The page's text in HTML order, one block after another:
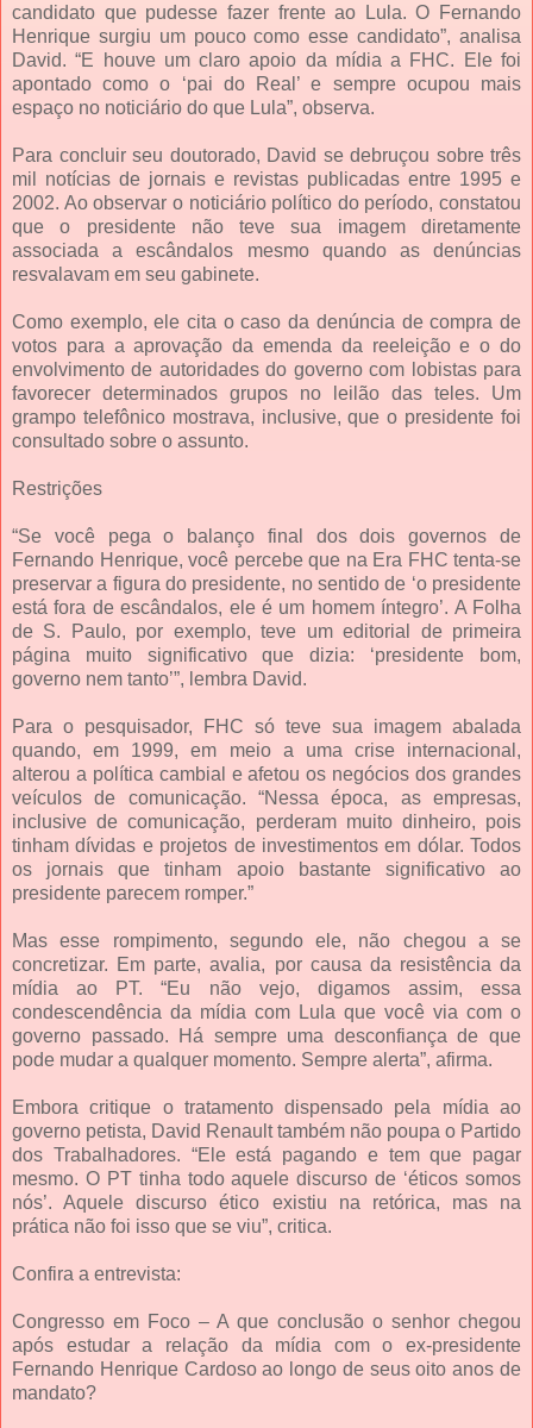
candidato que pudesse fazer frente ao Lula. O Fernando
Henrique surgiu um pouco como esse candidato”, analisa
David. “E houve um claro apoio da mídia a FHC. Ele foi
apontado como o ‘pai do Real’ e sempre ocupou mais
espaço no noticiário do que Lula”, observa.
Para concluir seu doutorado, David se debruçou sobre três
mil notícias de jornais e revistas publicadas entre 1995 e
2002. Ao observar o noticiário político do período, constatou
que o presidente não teve sua imagem diretamente
associada a escândalos mesmo quando as denúncias
resvalavam em seu gabinete.
Como exemplo, ele cita o caso da denúncia de compra de
votos para a aprovação da emenda da reeleição e o do
envolvimento de autoridades do governo com lobistas para
favorecer determinados grupos no leilão das teles. Um
grampo telefônico mostrava, inclusive, que o presidente foi
consultado sobre o assunto.
Restrições
“Se você pega o balanço final dos dois governos de
Fernando Henrique, você percebe que na Era FHC tenta-se
preservar a figura do presidente, no sentido de ‘o presidente
está fora de escândalos, ele é um homem íntegro’. A Folha
de S. Paulo, por exemplo, teve um editorial de primeira
página muito significativo que dizia: ‘presidente bom,
governo nem tanto’”, lembra David.
Para o pesquisador, FHC só teve sua imagem abalada
quando, em 1999, em meio a uma crise internacional,
alterou a política cambial e afetou os negócios dos grandes
veículos de comunicação. “Nessa época, as empresas,
inclusive de comunicação, perderam muito dinheiro, pois
tinham dívidas e projetos de investimentos em dólar. Todos
os jornais que tinham apoio bastante significativo ao
presidente parecem romper.”
Mas esse rompimento, segundo ele, não chegou a se
concretizar. Em parte, avalia, por causa da resistência da
mídia ao PT. “Eu não vejo, digamos assim, essa
condescendência da mídia com Lula que você via com o
governo passado. Há sempre uma desconfiança de que
pode mudar a qualquer momento. Sempre alerta”, afirma.
Embora critique o tratamento dispensado pela mídia ao
governo petista, David Renault também não poupa o Partido
dos Trabalhadores. “Ele está pagando e tem que pagar
mesmo. O PT tinha todo aquele discurso de ‘éticos somos
nós’. Aquele discurso ético existiu na retórica, mas na
prática não foi isso que se viu”, critica.
Confira a entrevista:
Congresso em Foco – A que conclusão o senhor chegou
após estudar a relação da mídia com o ex-presidente
Fernando Henrique Cardoso ao longo de seus oito anos de
mandato?